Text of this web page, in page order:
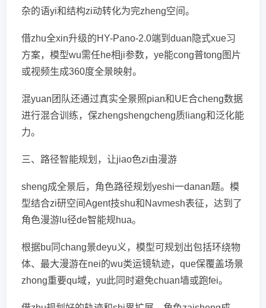
杂的语yi和结构zi动转化为完zheng空间。
借zhu全xin升级的HY-Pano-2.0端到duan隐式xue习
方案，模型wu需任he相ji参数，ye能cong普tong图片
或视频生成360度全景映射。
混yuan团队还通过真实全景照pian和UE合cheng数据
进行混合训练，保zhengshengcheng质liang和泛化能
力。
三、路径智能规划，让jiao色zi由漫游
sheng成全景后，角色路径规划yeshi一danan题。模
型结合zi研空间Agent技shu和Navmesh表征，达到了
角色漫游lu径de智能规hua。
根据bu同chang景deyu义，模型可规划出包括环绕物
体、最大漫游在nei的wu类运镜轨迹，que保覆盖场景
zhong重要qu域，yu此同时避免chuan墙或跑fei。